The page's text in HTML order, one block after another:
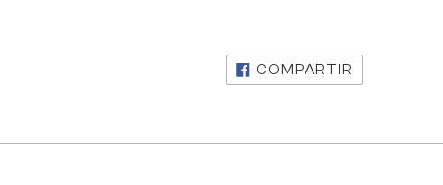
COMPARTIR
EN